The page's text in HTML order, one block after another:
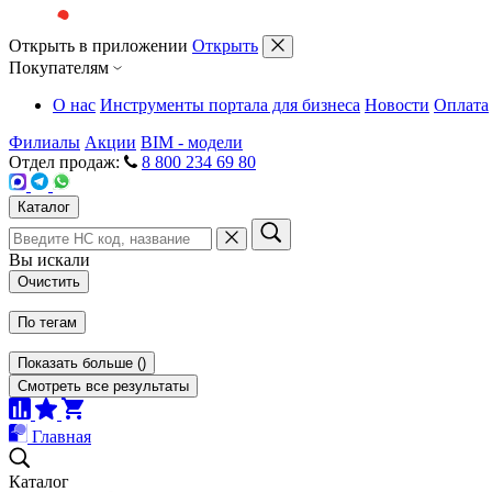
Открыть в приложении Открыть
Покупателям
О нас Инструменты портала для бизнеса Новости Оплата
Филиалы Акции BIM - модели
Отдел продаж:
8 800 234 69 80
Каталог
Вы искали
Очистить
По тегам
Показать больше ()
Смотреть все результаты
Главная
Каталог